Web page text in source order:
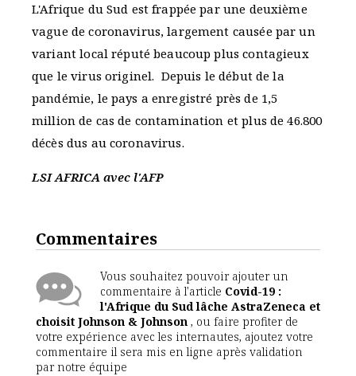
L'Afrique du Sud est frappée par une deuxième
vague de coronavirus, largement causée par un
variant local réputé beaucoup plus contagieux
que le virus originel. Depuis le début de la
pandémie, le pays a enregistré près de 1,5
million de cas de contamination et plus de 46.800
décès dus au coronavirus.
LSI AFRICA avec l'AFP
Commentaires
Vous souhaitez pouvoir ajouter un
commentaire à l'article Covid-19 :
l'Afrique du Sud lâche AstraZeneca et
choisit Johnson & Johnson , ou faire profiter de
votre expérience avec les internautes, ajoutez votre
commentaire il sera mis en ligne après validation
par notre équipe